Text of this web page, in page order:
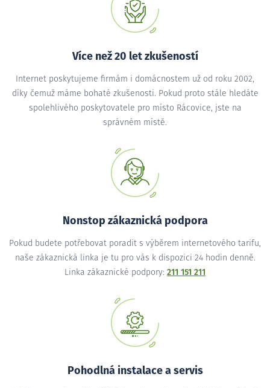
Více než 20 let zkušeností
Internet poskytujeme firmám i domácnostem už od roku 2002,
díky čemuž máme bohaté zkušenosti. Pokud proto stále hledáte
spolehlivého poskytovatele pro místo Rácovice, jste na
správném místě.
Nonstop zákaznická podpora
Pokud budete potřebovat poradit s výběrem internetového tarifu,
naše zákaznická linka je tu pro vás k dispozici 24 hodin denně.
Linka zákaznické podpory: 211 151 211
Pohodlná instalace a servis